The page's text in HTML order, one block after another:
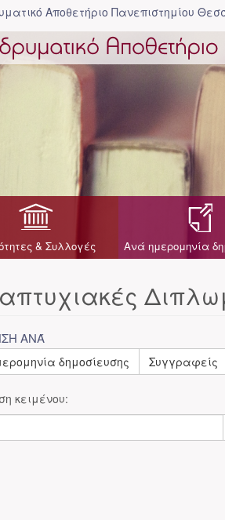
Αποθετήριο Πανεπιστημίου
& Συλλογές Ανά ημερομηνία
ΑΝΆ
δημοσίευσης Συγγραφείς
κειμένου: